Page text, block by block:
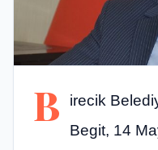
B
irecik
Begit, 14